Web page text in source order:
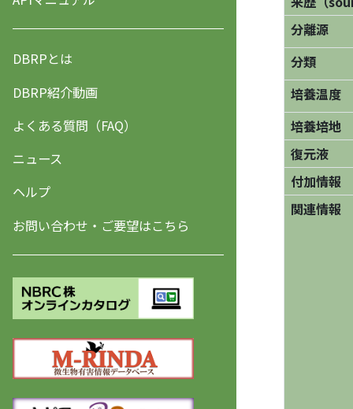
DBRPとは
DBRP紹介動画
よくある質問（FAQ）
ニュース
ヘルプ
お問い合わせ・ご要望はこちら
分離源
分類
培養温度
培養培地
復元液
付加情報
関連情報